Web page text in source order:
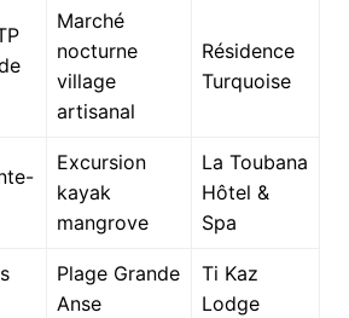
Marché
nocturne
village
artisanal
Résidence
Turquoise
Excursion
kayak
mangrove
La Toubana
Hôtel &
Spa
Plage Grande
Anse
Ti Kaz
Lodge